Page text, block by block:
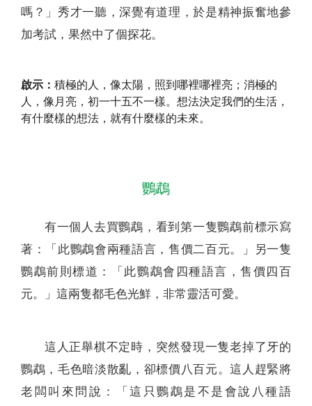
嗎？」秀才一聽，深覺有道理，於是精神振奮地參
加考試，果然中了個探花。
啟示： 積極的人，像太陽，照到哪裡哪裡亮；消極的
人，像月亮，初一十五不一樣。想法決定我們的生活，
有什麼樣的想法，就有什麼樣的未來。
鸚鵡
有一個人去買鸚鵡，看到第一隻鸚鵡前標示寫
著：「此鸚鵡會兩種語言，售價二百元。」另一隻
鸚鵡前則標道：「此鸚鵡會四種語言，售價四百
元。」這兩隻都毛色光鮮，非常靈活可愛。
這人正舉棋不定時，突然發現一隻老掉了牙的
鸚鵡，毛色暗淡散亂，卻標價八百元。這人趕緊將
老闆叫來問說：「這只鸚鵡是不是會說八種語